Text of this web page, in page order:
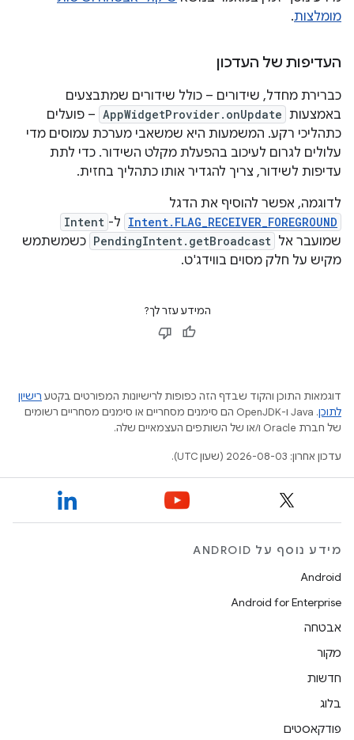
מומלצות.
העדיפות של העדכון
כברירת מחדל, שידורים – כולל שידורים שמתבצעים
באמצעות AppWidgetProvider.onUpdate – פועלים
כתהליכי רקע. המשמעות היא שמשאבי מערכת עמוסים מדי
עלולים לגרום לעיכוב בהפעלת מקלט השידור. כדי לתת
עדיפות לשידור, צריך להגדיר אותו כתהליך בחזית.
לדוגמה, אפשר להוסיף את הדגל
Intent.FLAG_RECEIVER_FOREGROUND ל- Intent
שמועבר אל PendingIntent.getBroadcast כשמשתמש
מקיש על חלק מסוים בווידג'ט.
המידע עזר לך?
דוגמאות התוכן והקוד שבדף הזה כפופות לרישיונות המפורטים בקטע רישיון
לתוכן
.‏ Java ו-OpenJDK הם סימנים מסחריים או סימנים מסחריים רשומים
של חברת Oracle ו/או של השותפים העצמאיים שלה.
עדכון אחרון: 2026-08-03 (שעון UTC).
מידע נוסף על ANDROID
Android
Android for Enterprise
אבטחה
מקור
חדשות
בלוג
פודקאסטים